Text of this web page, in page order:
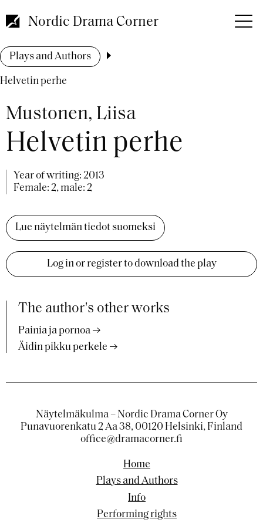
to
main
Nordic Drama Corner
Breadcrumb
Plays and Authors
Helvetin perhe
Mustonen, Liisa
Helvetin perhe
Year of writing: 2013
Female: 2, male: 2
Lue näytelmän tiedot suomeksi
Log in or register to download the play
The author's other works
Painia ja pornoa
Äidin pikku perkele
Näytelmäkulma – Nordic Drama Corner Oy
Punavuorenkatu 2 Aa 38, 00120 Helsinki, Finland
office@dramacorner.fi
Home
Plays and Authors
Info
Performing rights